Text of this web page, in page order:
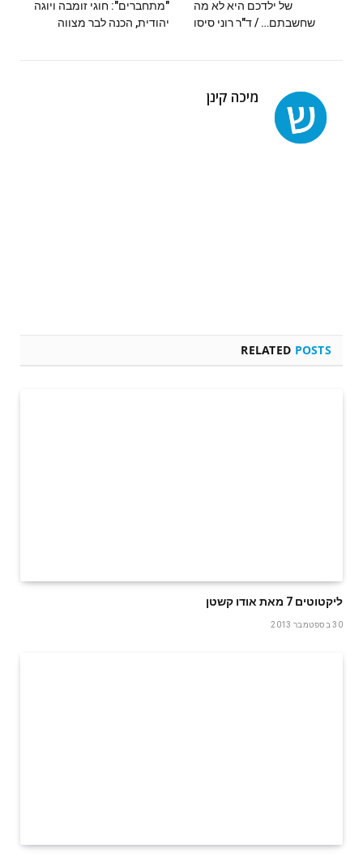
של ילדכם היא לא מה
שחשבתם… / ד"ר רוני סיסו
"מתחברים": חוגי זומבה ויוגה
יהודית, הכנה לבר מצווה
מיכה קינן
RELATED POSTS
ליקטוטים 7 מאת אודו קשטן
30 בספטמבר 2013